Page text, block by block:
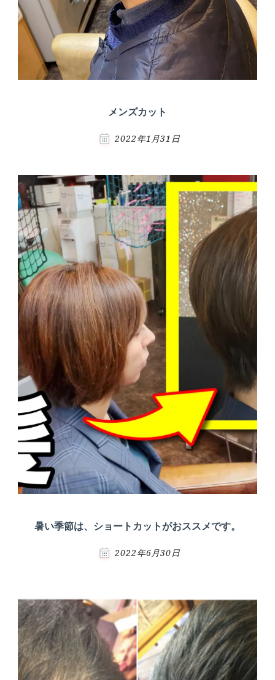
メンズカット
2022年1月31日
暑い季節は、ショートカットがおススメです。
2022年6月30日